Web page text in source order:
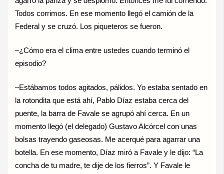
Todos corrimos. En ese momento llegó el camión de la
Federal y se cruzó. Los piqueteros se fueron.
–¿Cómo era el clima entre ustedes cuando terminó el
episodio?
–Estábamos todos agitados, pálidos. Yo estaba sentado en
la rotondita que está ahí, Pablo Díaz estaba cerca del
puente, la barra de Favale se agrupó ahí cerca. En un
momento llegó (el delegado) Gustavo Alcórcel con unas
bolsas trayendo gaseosas. Me acerqué para agarrar una
botella. En ese momento, Díaz miró a Favale y le dijo: “La
concha de tu madre, te dije de los fierros”. Y Favale le